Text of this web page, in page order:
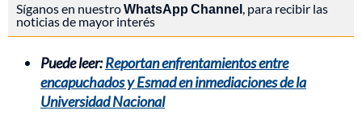
Síganos en nuestroWhatsApp Channel, para recibir las
noticias de mayor interés
Puede leer:Reportan enfrentamientos entre
encapuchados y Esmad en inmediaciones de la
Universidad Nacional